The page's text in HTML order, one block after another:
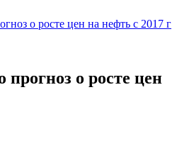
о росте цен на нефть с 2017 г
о росте цен